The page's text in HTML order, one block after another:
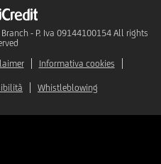
- P. Iva 09144100154 All rights
Informativa cookies
Whistleblowing